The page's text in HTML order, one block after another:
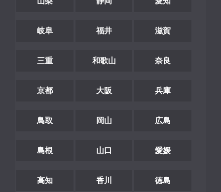
岐阜 福井 滋賀
三重 和歌山 奈良
京都 大阪 兵庫
鳥取 岡山 広島
島根 山口 愛媛
高知 香川 徳島